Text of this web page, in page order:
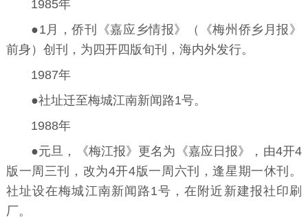
1985年
●1月，侨刊《嘉应乡情报》（《梅州侨乡月报》
前身）创刊，为四开四版旬刊，海内外发行。
1987年
●社址迁至梅城江南新闻路1号。
1988年
●元旦，《梅江报》更名为《嘉应日报》，由4开4
版一周三刊，改为4开4版一周六刊，逢星期一休刊。
社址设在梅城江南新闻路1号，在附近新建报社印刷
厂。